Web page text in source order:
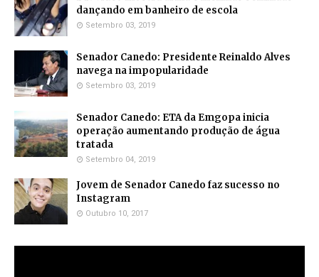
dançando em banheiro de escola
Setembro 03, 2019
Senador Canedo: Presidente Reinaldo Alves
navega na impopularidade
Setembro 03, 2019
Senador Canedo: ETA da Emgopa inicia
operação aumentando produção de água
tratada
Setembro 04, 2019
Jovem de Senador Canedo faz sucesso no
Instagram
Outubro 10, 2017